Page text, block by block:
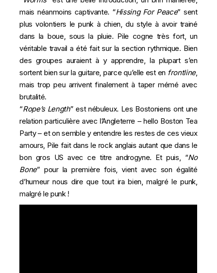
mais néanmoins captivante. “Hissing For Peace” sent
plus volontiers le punk à chien, du style à avoir trainé
dans la boue, sous la pluie. Pile cogne très fort, un
véritable travail a été fait sur la section rythmique. Bien
des groupes auraient à y apprendre, la plupart s’en
sortent bien sur la guitare, parce qu’elle est en frontline,
mais trop peu arrivent finalement à taper mémé avec
brutalité.
“Rope’s Length” est nébuleux. Les Bostoniens ont une
relation particulière avec l’Angleterre – hello Boston Tea
Party – et on semble y entendre les restes de ces vieux
amours, Pile fait dans le rock anglais autant que dans le
bon gros US avec ce titre androgyne. Et puis, “No
Bone” pour la première fois, vient avec son égalité
d’humeur nous dire que tout ira bien, malgré le punk,
malgré le punk !